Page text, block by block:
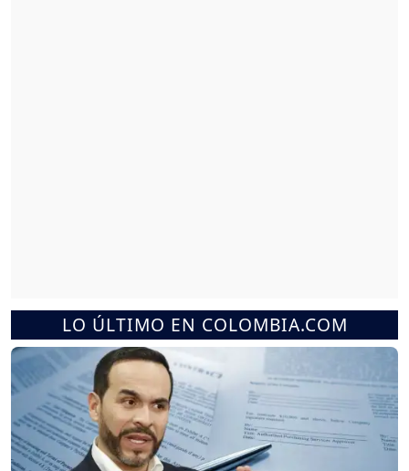
LO ÚLTIMO EN COLOMBIA.COM